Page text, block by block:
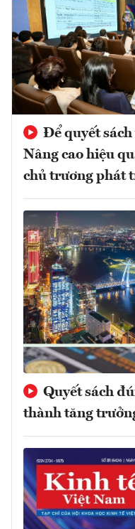
Để quyết
Nâng cao hiệu
chủ trương phát
Quyết sách
thành tăng